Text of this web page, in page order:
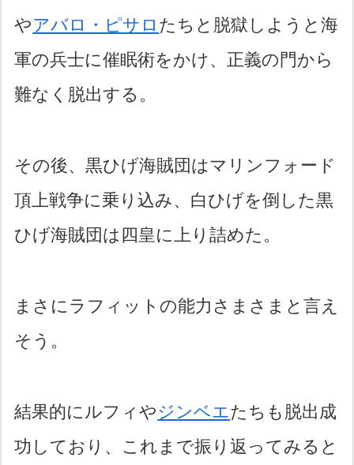
やアバロ・ピサロ たちと脱獄しようと海
軍の兵士に催眠術をかけ、正義の門から
難なく脱出する。
その後、黒ひげ海賊団はマリンフォード
頂上戦争に乗り込み、白ひげを倒した黒
ひげ海賊団は四皇に上り詰めた。
まさにラフィットの能力さまさまと言え
そう。
結果的にルフィやジンベエたちも脱出成
功しており、これまで振り返ってみると